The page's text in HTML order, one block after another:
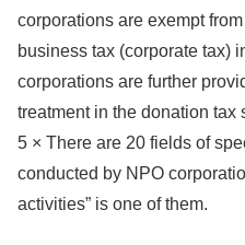
corporations are exempt
business tax (corporate tax)
corporations are further
treatment in the donation tax
5 × There are 20 fields of
conducted by NPO
activities” is one of them.